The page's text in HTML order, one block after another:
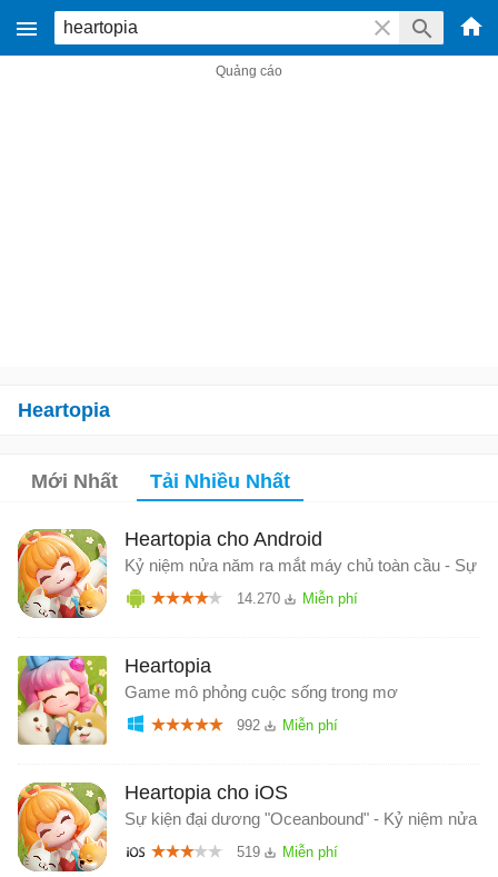
Heartopia
Mới Nhất Tải Nhiều Nhất
Heartopia cho Android
Kỷ niệm nửa năm ra mắt máy chủ toàn cầu - Sự
14.270
Heartopia
Game mô phỏng cuộc sống trong mơ
992
Heartopia cho iOS
Sự kiện đại dương "Oceanbound" - Kỷ niệm nửa
519